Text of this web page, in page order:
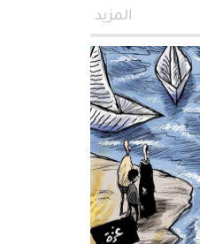
المزيد